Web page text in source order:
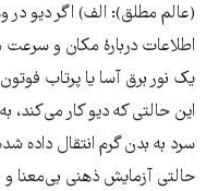
(عالم مطلق): الف) اگر دیو در
اطلاعات دربارۀ مکان و سرعت
یک نور برق آسا یا پرتاب
این حالتی که دیو کار می‌‌‌کند،
سرد به بدن گرم انتقال داده
حالتی آزمایش ذهنی بی‌‌‌معنا